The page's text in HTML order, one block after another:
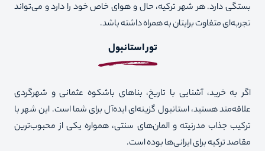
بستگی دارد. هر شهر ترکیه، حال و‌ هوای خاص خود را دارد و می‌تواند
تجربه‌ای متفاوت برایتان به همراه داشته باشد.
تور استانبول
اگر به خرید، آشنایی با تاریخ، بناهای باشکوه عثمانی و شهرگردی
علاقه‌مند هستید، استانبول گزینه‌ای ایده‌آل برای شما است. این شهر با
ترکیب جذاب مدرنیته و المان‌های سنتی، همواره یکی از محبوب‌ترین
مقاصد ترکیه برای ایرانی‌ها بوده است.